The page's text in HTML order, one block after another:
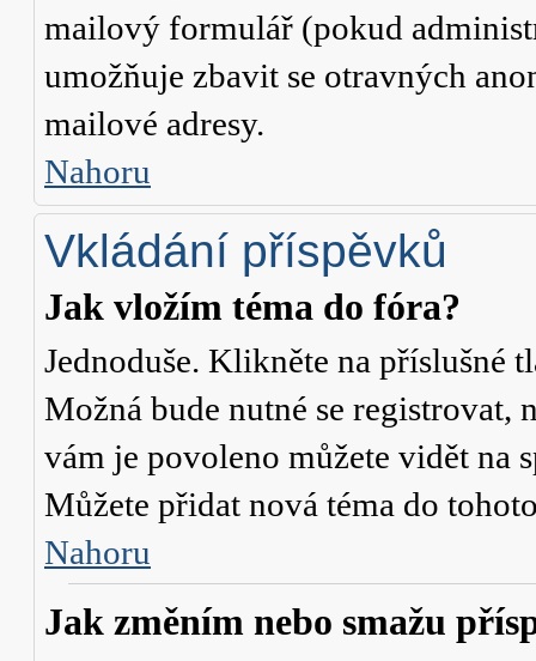
mailový formulář (pokud
umožňuje zbavit se otravných
mailové adresy.
Nahoru
Vkládání příspěvků
Jak vložím téma do fóra?
Jednoduše. Klikněte na příslušné
Možná bude nutné se registrovat,
vám je povoleno můžete vidět na
Můžete přidat nová téma do
Nahoru
Jak změním nebo smažu